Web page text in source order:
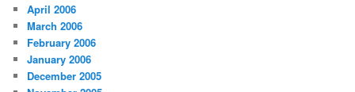
April 2006
March 2006
February 2006
January 2006
December 2005